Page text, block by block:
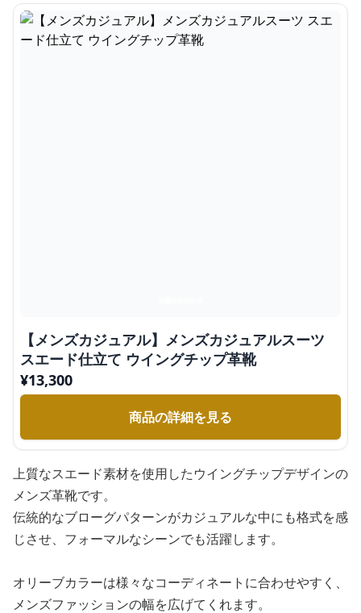
【メンズカジュアル】メンズカジュアルスーツ
スエード仕立て ウイングチップ革靴
¥13,300
商品の詳細を見る
上質なスエード素材を使用したウイングチップデザインの
メンズ革靴です。
伝統的なブローグパターンがカジュアルな中にも格式を感
じさせ、フォーマルなシーンでも活躍します。
オリーブカラーは様々なコーディネートに合わせやすく、
メンズファッションの幅を広げてくれます。